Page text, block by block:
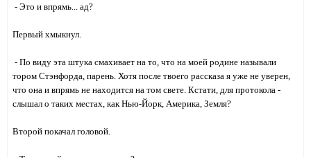
- Это и впрямь... ад?
Первый хмыкнул.
- По виду эта штука смахивает на то, что на моей родине называли
тором Стэнфорда, парень. Хотя после твоего рассказа я уже не уверен,
что она и впрямь не находится на том свете. Кстати, для протокола -
слышал о таких местах, как Нью-Йорк, Америка, Земля?
Второй покачал головой.